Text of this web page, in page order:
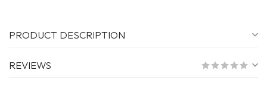
PRODUCT DESCRIPTION
REVIEWS